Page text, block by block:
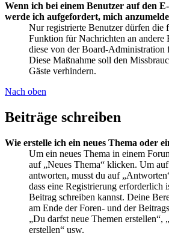
Wenn ich bei einem Benutzer auf den
werde ich aufgefordert, mich
Nur registrierte Benutzer dürfen die
Funktion für Nachrichten an andere
diese von der Board-Administration
Diese Maßnahme soll den
Gäste verhindern.
Nach oben
Beiträge schreiben
Wie erstelle ich ein neues Thema oder
Um ein neues Thema in einem
auf „Neues Thema“ klicken. Um
antworten, musst du auf
dass eine Registrierung erforderlich
Beitrag schreiben kannst. Deine
am Ende der Foren- und der
„Du darfst neue Themen erstellen“,
erstellen“ usw.